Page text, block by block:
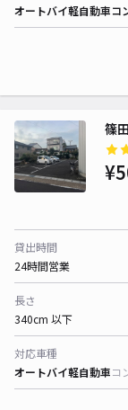
オートバイ軽自動車コ
篠
貸出時間
24時間営業
長さ
340cm 以下
対応車種
オートバイ軽自動車コ